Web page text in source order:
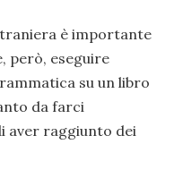
è importante
però, eseguire
su un libro
da farci
aver raggiunto dei